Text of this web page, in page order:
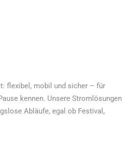
flexibel, mobil und sicher – für
kennen. Unsere Stromlösungen
Abläufe, egal ob Festival,